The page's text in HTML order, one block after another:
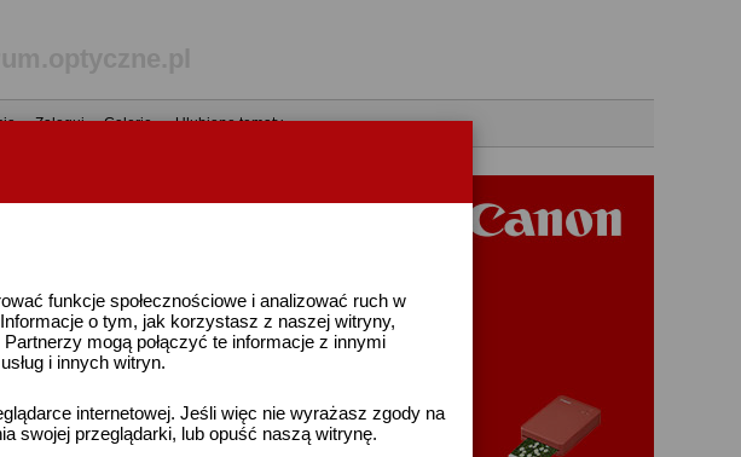
funkcje społecznościowe i analizować ruch w
o tym, jak korzystasz z naszej witryny,
mogą połączyć te informacje z innymi
i innych witryn.
internetowej. Jeśli więc nie wyrażasz zgody na
swojej przeglądarki, lub opuść naszą witrynę.
•Zaloguj•Galerie• Ulubione tematy